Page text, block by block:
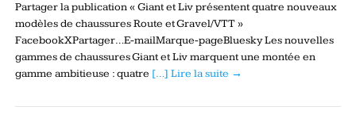
Partager la publication « Giant et Liv présentent quatre nouveaux
modèles de chaussures Route et Gravel/VTT »
FacebookXPartager…E-mailMarque-pageBluesky Les nouvelles
gammes de chaussures Giant et Liv marquent une montée en
gamme ambitieuse : quatre […] Lire la suite →